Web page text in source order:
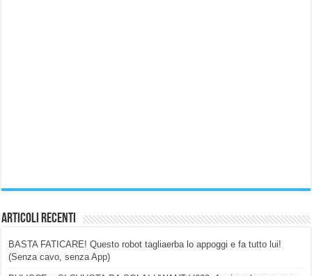
Articoli Recenti
BASTA FATICARE! Questo robot tagliaerba lo appoggi e fa tutto lui!
(Senza cavo, senza App)